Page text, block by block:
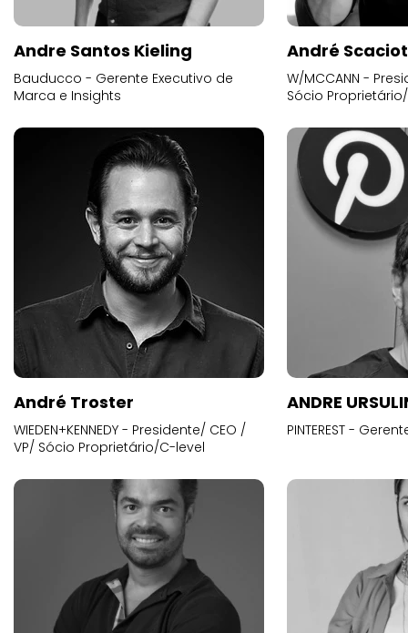
Andre Santos Kieling
Bauducco - Gerente Executivo de
Marca e Insights
André
W/MCCANN -
Sócio
André Troster
WIEDEN+KENNEDY - Presidente/ CEO /
VP/ Sócio Proprietário/C-level
ANDRE
PINTEREST -